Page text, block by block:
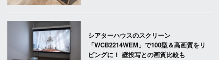
シアターハウスのスクリーン
「WCB2214WEM」で100型＆高画質をリ
ビングに！ 壁投写との画質比較も